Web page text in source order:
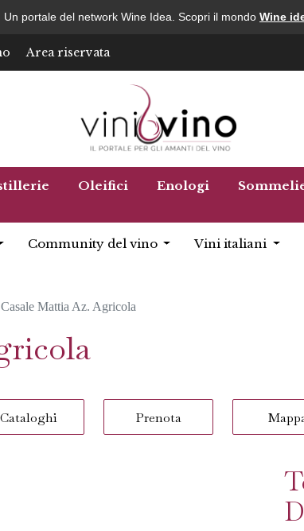
Un portale del network Wine Idea. Scopri il mondo Wine
Area riservata
Oleifici Enologi
Community del vino Vini italiani
Casale Mattia Az. Agricola
Cataloghi Prenota